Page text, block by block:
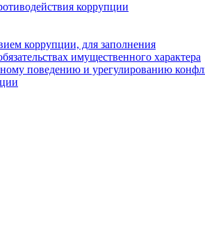
коррупции
коррупции, для заполнения
имущественного характера
поведению и урегулированию